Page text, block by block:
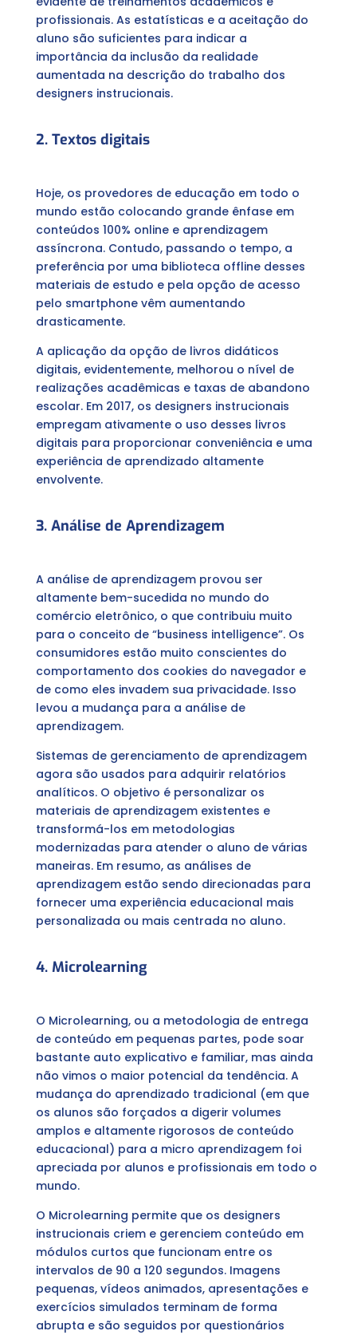
profissionais. As estatísticas e a aceitação do
aluno são suficientes para indicar a
importância da inclusão da realidade
aumentada na descrição do trabalho dos
designers instrucionais.
2. Textos digitais
Hoje, os provedores de educação em todo o
mundo estão colocando grande ênfase em
conteúdos 100% online e aprendizagem
assíncrona. Contudo, passando o tempo, a
preferência por uma biblioteca offline desses
materiais de estudo e pela opção de acesso
pelo smartphone vêm aumentando
drasticamente.
A aplicação da opção de livros didáticos
digitais, evidentemente, melhorou o nível de
realizações acadêmicas e taxas de abandono
escolar. Em 2017, os designers instrucionais
empregam ativamente o uso desses livros
digitais para proporcionar conveniência e uma
experiência de aprendizado altamente
envolvente.
3. Análise de Aprendizagem
A análise de aprendizagem provou ser
altamente bem-sucedida no mundo do
comércio eletrônico, o que contribuiu muito
para o conceito de “business intelligence”. Os
consumidores estão muito conscientes do
comportamento dos cookies do navegador e
de como eles invadem sua privacidade. Isso
levou a mudança para a análise de
aprendizagem.
Sistemas de gerenciamento de aprendizagem
agora são usados ​​para adquirir relatórios
analíticos. O objetivo é personalizar os
materiais de aprendizagem existentes e
transformá-los em metodologias
modernizadas para atender o aluno de várias
maneiras. Em resumo, as análises de
aprendizagem estão sendo direcionadas para
fornecer uma experiência educacional mais
personalizada ou mais centrada no aluno.
4. Microlearning
O Microlearning, ou a metodologia de entrega
de conteúdo em pequenas partes, pode soar
bastante auto explicativo e familiar, mas ainda
não vimos o maior potencial da tendência. A
mudança do aprendizado tradicional (em que
os alunos são forçados a digerir volumes
amplos e altamente rigorosos de conteúdo
educacional) para a micro aprendizagem foi
apreciada por alunos e profissionais em todo o
mundo.
O Microlearning permite que os designers
instrucionais criem e gerenciem conteúdo em
módulos curtos que funcionam entre os
intervalos de 90 a 120 segundos. Imagens
pequenas, vídeos animados, apresentações e
exercícios simulados terminam de forma
abrupta e são seguidos por questionários